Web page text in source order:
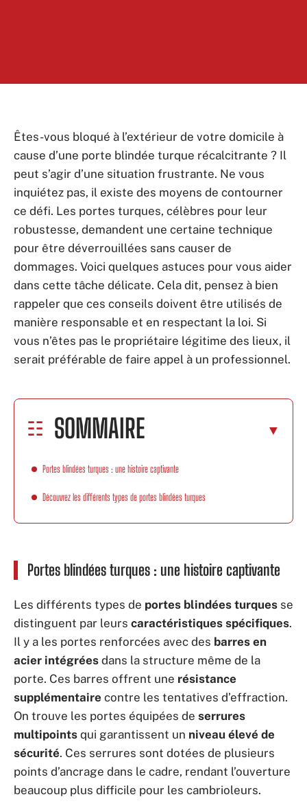
Êtes-vous bloqué à l’extérieur de votre domicile à
cause d’une porte blindée turque récalcitrante ? Il
peut s’agir d’une situation frustrante. Ne vous
inquiétez pas, il existe des moyens de contourner
ce défi. Les portes turques, célèbres pour leur
robustesse, demandent une certaine technique
pour être déverrouillées sans causer de
dommages. Voici quelques astuces pour vous aider
dans cette tâche délicate. Cela dit, pensez à bien
rappeler que ces conseils doivent être utilisés de
manière responsable et en respectant la loi. Si
vous n’êtes pas le propriétaire légitime des lieux, il
serait préférable de faire appel à un professionnel.
SOMMAIRE
Portes blindées turques : une histoire captivante
Découvrez les différents types de portes blindées turques
Portes blindées turques : une histoire captivante
Les différents types de portes blindées turques se
distinguent par leurs caractéristiques spécifiques.
Il y a les portes renforcées avec des barres en
acier intégrées dans la structure même de la
porte. Ces barres offrent une résistance
supplémentaire contre les tentatives d’effraction.
On trouve les portes équipées de serrures
multipoints qui garantissent un niveau élevé de
sécurité. Ces serrures sont dotées de plusieurs
points d’ancrage dans le cadre, rendant l’ouverture
beaucoup plus difficile pour les cambrioleurs.